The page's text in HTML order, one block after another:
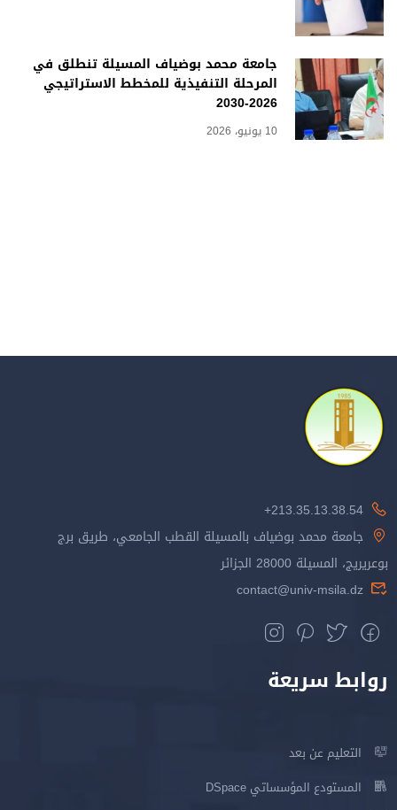
جامعة محمد بوضياف المسيلة تنطلق في
المرحلة التنفيذية للمخطط الاستراتيجي
2026-2030
10 يونيو، 2026
213.35.13.38.54+
جامعة محمد بوضياف بالمسيلة القطب الجامعي، طريق برج
بوعريريج، المسيلة 28000 الجزائر
contact@univ-msila.dz
روابط سريعة
التعليم عن بعد
المستودع المؤسساتي DSpace